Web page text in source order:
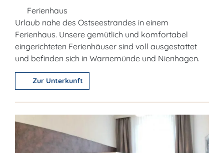
Ferienhaus
Urlaub nahe des Ostseestrandes in einem
Ferienhaus. Unsere gemütlich und komfortabel
eingerichteten Ferienhäuser sind voll ausgestattet
und befinden sich in Warnemünde und Nienhagen.
Zur Unterkunft